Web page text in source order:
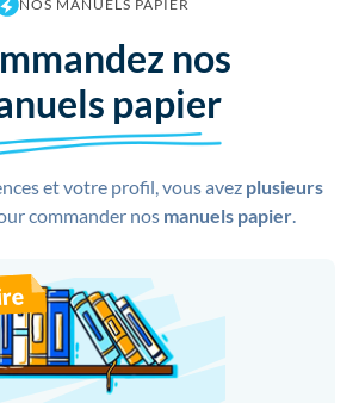
NOS MANUELS PAPIER
nos
papier
et votre profil, vous avez plusieurs
commander nos manuels papier.